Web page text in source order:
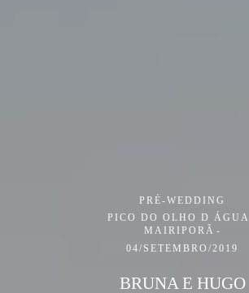
PRÉ-WEDDING
PICO DO OLHO D
MAIRIPORÃ
04/SETEMBRO/2019
BRUNA E HUGO